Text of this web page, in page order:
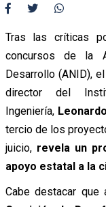
Tras las críticas
concursos de la
Desarrollo (ANID),
director del
Ingeniería,
tercio de los
juicio, revela un
apoyo estatal a la
Cabe destacar